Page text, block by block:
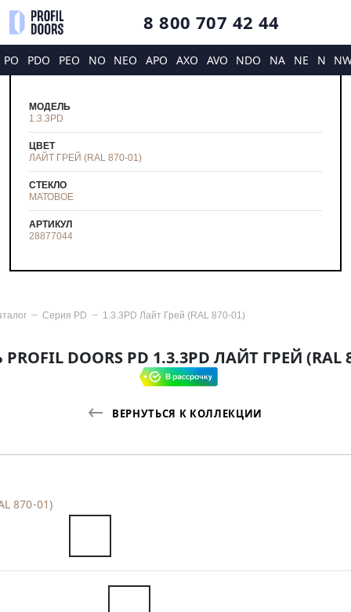
8 800 707 42 44
PO PDO PEO NO NEO APO AXO AVO NDO NA NE N
МОДЕЛЬ
1.3.3PD
ЦВЕТ
ЛАЙТ ГРЕЙ (RAL 870-01)
СТЕКЛО
МАТОВОЕ
АРТИКУЛ
28877044
Серия PD 1.3.3PD Лайт Грей (RAL 870-01)
DOORS PD 1.3.3PD ЛАЙТ ГРЕЙ (RAL
ВЕРНУТЬСЯ К КОЛЛЕКЦИИ
870-01)